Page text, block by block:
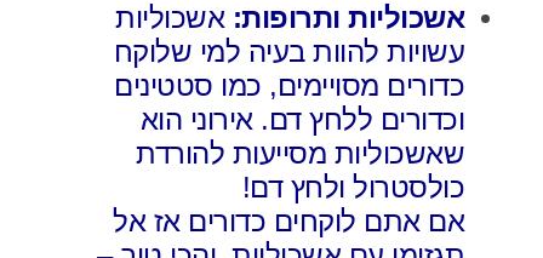
אשכוליות ותרופות: אשכוליות
עשויות להוות בעיה למי שלוקח
כדורים מסויימים, כמו סטטינים
וכדורים ללחץ דם. אירוני הוא
שאשכוליות מסייעות להורדת
כולסטרול ולחץ דם!
אם אתם לוקחים כדורים אז אל